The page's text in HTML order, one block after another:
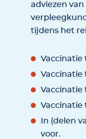
adviezen van
tijdens het
Vaccinatie
Vaccinatie
Vaccinatie
Vaccinatie
In (delen
voor.